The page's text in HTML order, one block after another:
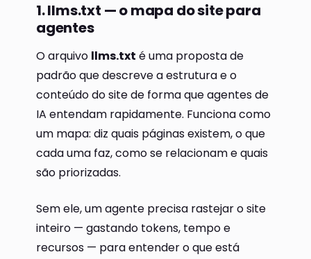
1. llms.txt — o mapa do site para
agentes
O arquivo llms.txt é uma proposta de
padrão que descreve a estrutura e o
conteúdo do site de forma que agentes de
IA entendam rapidamente. Funciona como
um mapa: diz quais páginas existem, o que
cada uma faz, como se relacionam e quais
são priorizadas.
Sem ele, um agente precisa rastejar o site
inteiro — gastando tokens, tempo e
recursos — para entender o que está